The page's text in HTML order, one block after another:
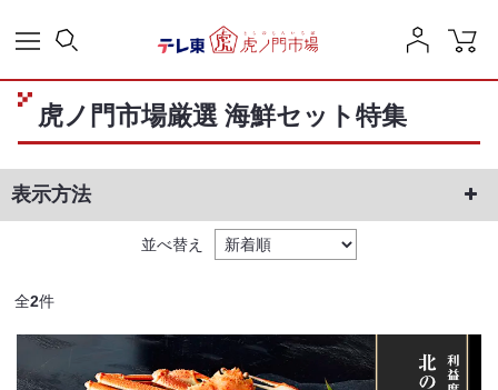
虎ノ門市場厳選 海鮮セット特集
表示方法
並べ替え
全2件